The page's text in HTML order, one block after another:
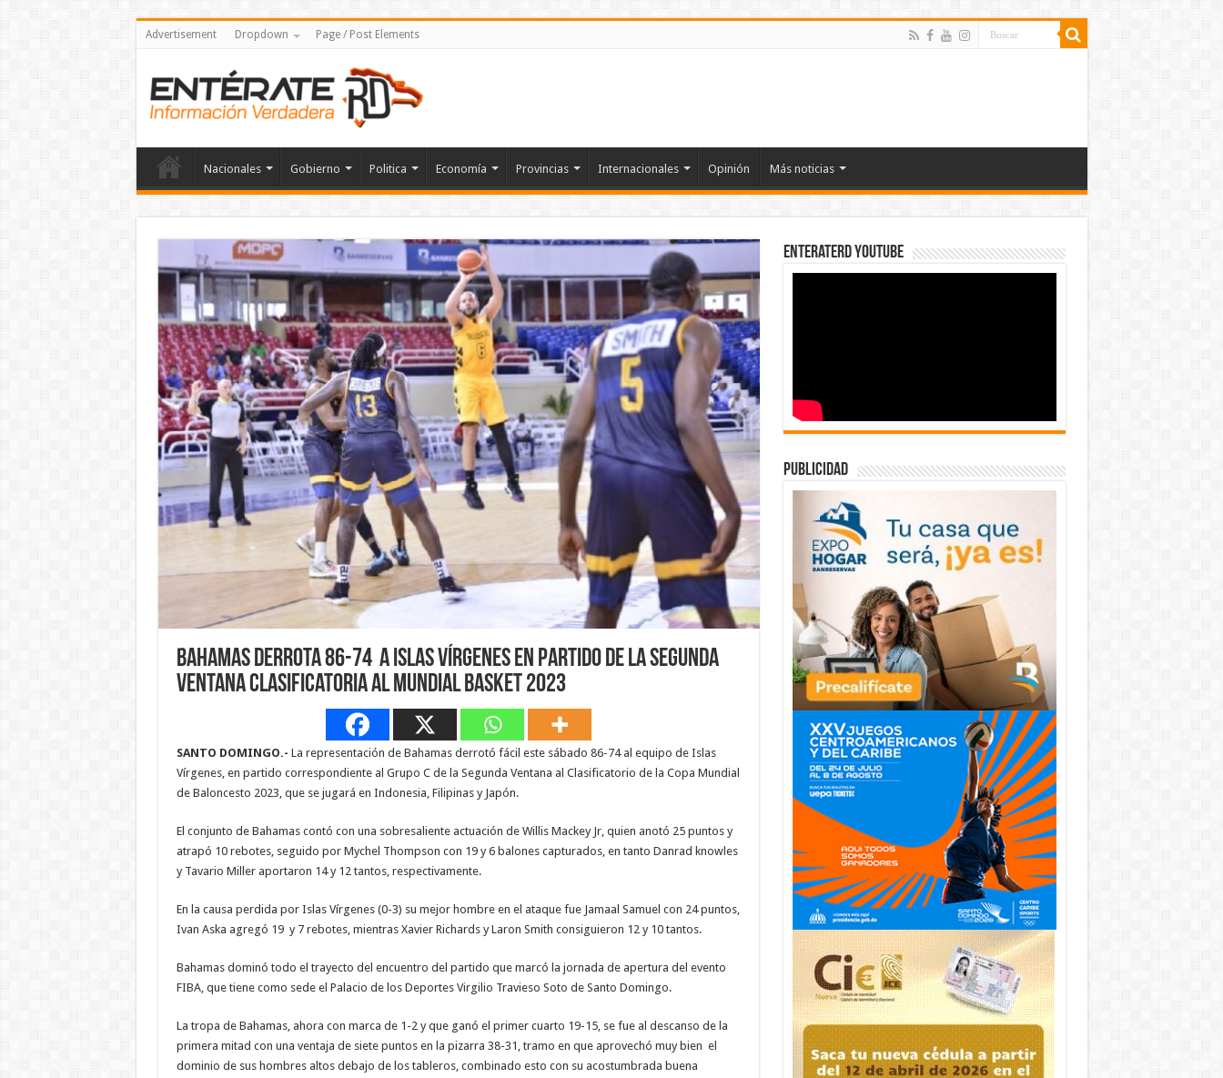
Advertisement Dropdown Page / Post Elements
Nacionales Gobierno Politica Economía Provincias Internacionales Opinión Más noticias
Bahamas derrota 86-74 a Islas Vírgenes en partido de la Segunda
Ventana Clasificatoria al Mundial Basket 2023
SANTO DOMINGO.- La representación de Bahamas derrotó fácil este sábado 86-74 al equipo de Islas
Vírgenes, en partido correspondiente al Grupo C de la Segunda Ventana al Clasificatorio de la Copa Mundial
de Baloncesto 2023, que se jugará en Indonesia, Filipinas y Japón.
El conjunto de Bahamas contó con una sobresaliente actuación de Willis Mackey Jr, quien anotó 25 puntos y
atrapó 10 rebotes, seguido por Mychel Thompson con 19 y 6 balones capturados, en tanto Danrad knowles
y Tavario Miller aportaron 14 y 12 tantos, respectivamente.
En la causa perdida por Islas Vírgenes (0-3) su mejor hombre en el ataque fue Jamaal Samuel con 24 puntos,
Ivan Aska agregó 19 y 7 rebotes, mientras Xavier Richards y Laron Smith consiguieron 12 y 10 tantos.
Bahamas dominó todo el trayecto del encuentro del partido que marcó la jornada de apertura del evento
FIBA, que tiene como sede el Palacio de los Deportes Virgilio Travieso Soto de Santo Domingo.
La tropa de Bahamas, ahora con marca de 1-2 y que ganó el primer cuarto 19-15, se fue al descanso de la
primera mitad con una ventaja de siete puntos en la pizarra 38-31, tramo en que aprovechó muy bien el
dominio de sus hombres altos debajo de los tableros, combinado esto con su acostumbrada buena
EnterateRD YOUTUBE
publicidad